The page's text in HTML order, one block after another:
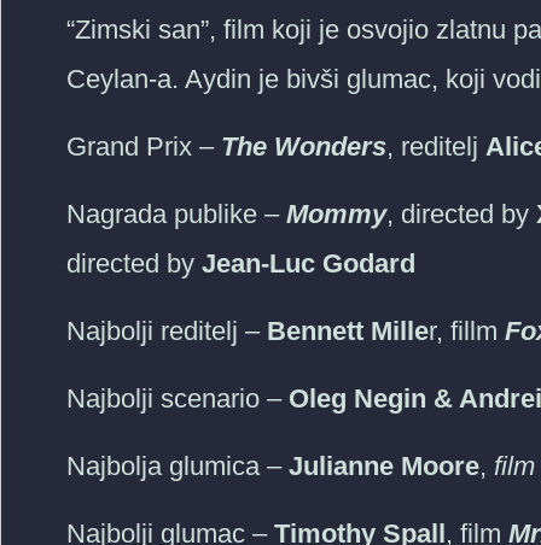
“Zimski san”, film koji je osvojio zlatnu
Ceylan-a. Aydin je bivši glumac, koji
Grand Prix –The Wonders, reditelj
Nagrada publike – Mommy, directed by
directed by Jean-Luc Godard
Najbolji reditelj – Bennett Miller, fillm
Najbolji scenario – Oleg Negin &
Najbolja glumica – Julianne Moore, film
Najbolji glumac – Timothy Spall, film